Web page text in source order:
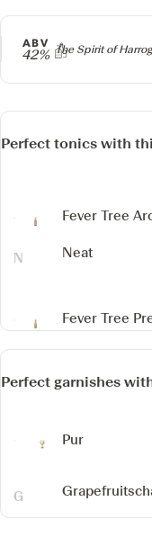
Producer
The Spirit of
ABV
42%
Perfect tonics with
Fever Tree
Neat
Fever Tree
Perfect garnishes
Pur